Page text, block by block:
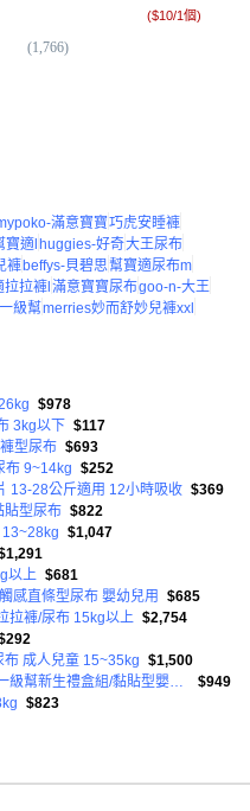
(1,766)
($10/1個)
滿意寶寶巧虎安睡褲
適l huggies-好奇大王尿布
褲beffys-貝碧思幫寶適尿布m
拉拉褲l 滿意寶寶尿布goo-n-大王
級幫merries妙而舒妙兒褲xxl
$978
3kg以下 $117
型尿布 $693
布 9~14kg $252
13-28公斤適用 12小時吸收 $369
貼型尿布 $822
13~28kg $1,047
以上 $681
感直條型尿布 嬰幼兒用
$685
拉褲/尿布 15kg以上 $2,754
成人兒童 15~35kg $1,500
Pampers 幫寶適 原廠公司貨 極上守護一級幫新生禮盒組/黏貼型嬰兒紙尿褲
$949
$823